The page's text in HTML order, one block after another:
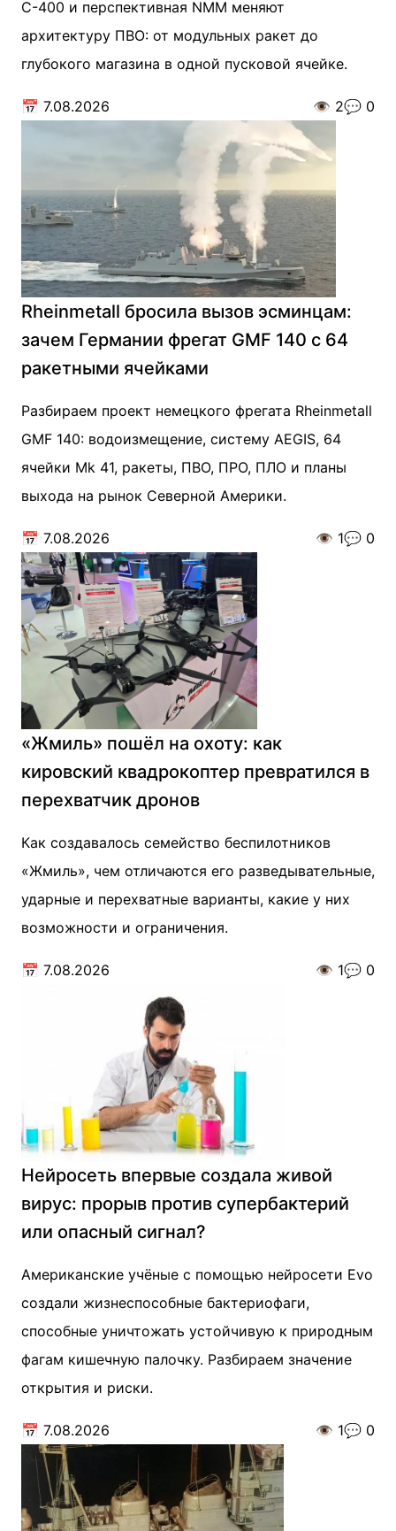
С-400 и перспективная NMM меняют
архитектуру ПВО: от модульных ракет до
глубокого магазина в одной пусковой ячейке.
📅 7.08.2026 👁️ 2💬 0
Rheinmetall бросила вызов эсминцам:
зачем Германии фрегат GMF 140 с 64
ракетными ячейками
Разбираем проект немецкого фрегата Rheinmetall
GMF 140: водоизмещение, систему AEGIS, 64
ячейки Mk 41, ракеты, ПВО, ПРО, ПЛО и планы
выхода на рынок Северной Америки.
📅 7.08.2026 👁️ 1💬 0
«Жмиль» пошёл на охоту: как
кировский квадрокоптер превратился в
перехватчик дронов
Как создавалось семейство беспилотников
«Жмиль», чем отличаются его разведывательные,
ударные и перехватные варианты, какие у них
возможности и ограничения.
📅 7.08.2026 👁️ 1💬 0
Нейросеть впервые создала живой
вирус: прорыв против супербактерий
или опасный сигнал?
Американские учёные с помощью нейросети Evo
создали жизнеспособные бактериофаги,
способные уничтожать устойчивую к природным
фагам кишечную палочку. Разбираем значение
открытия и риски.
📅 7.08.2026 👁️ 1💬 0